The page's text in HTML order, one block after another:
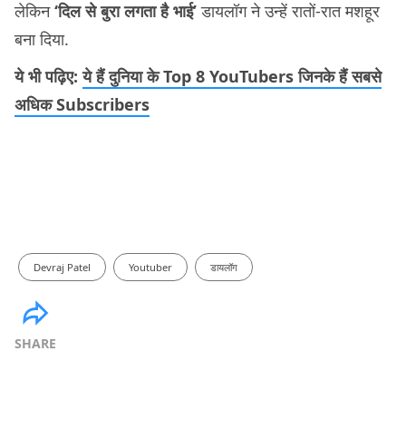
लेकिन‘दिल से बुरा लगता है भाई’डायलॉग ने उन्हें रातों-रात मशहूर
बना दिया.
ये भी पढ़िए:ये हैं दुनिया के Top 8 YouTubers जिनके हैं सबसे
अधिक Subscribers
Devraj Patel Youtuber डायलॉग
SHARE